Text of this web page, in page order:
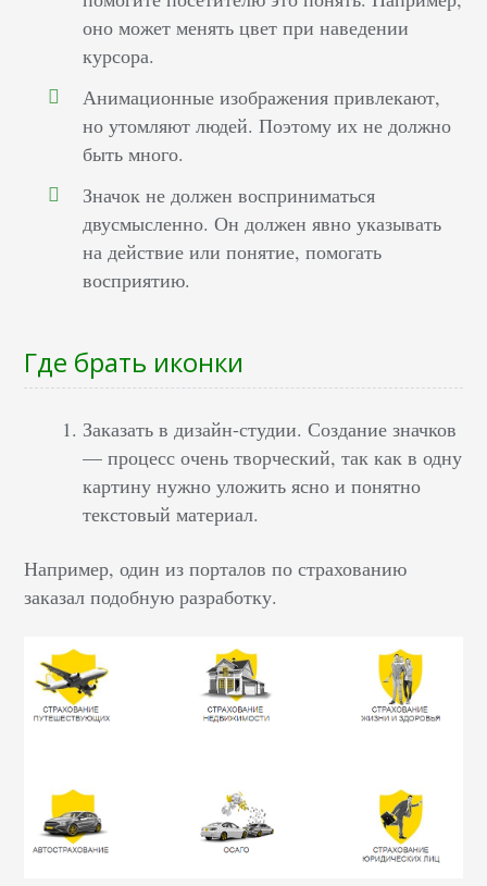
оно может менять цвет при наведении
курсора.
Анимационные изображения привлекают,
но утомляют людей. Поэтому их не должно
быть много.
Значок не должен восприниматься
двусмысленно. Он должен явно указывать
на действие или понятие, помогать
восприятию.
Где брать иконки
Заказать в дизайн-студии. Создание значков
— процесс очень творческий, так как в одну
картину нужно уложить ясно и понятно
текстовый материал.
Например, один из порталов по страхованию
заказал подобную разработку.